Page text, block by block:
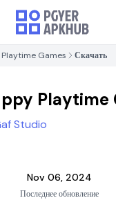
Games Скачать
Playtime
Studio
Nov 06, 2024
Последнее обновление